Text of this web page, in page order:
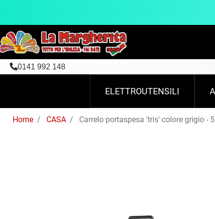
0141 992 148
ELETTROUTENSILI
Home CASA Carrelo portaspesa 'tris' colore grigio -